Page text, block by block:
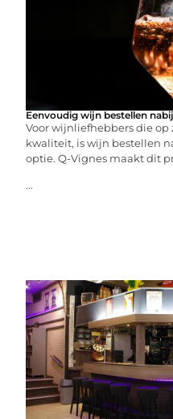
Eenvoudig wijn bestellen
Voor wijnliefhebbers die
kwaliteit, is wijn bestellen
optie. Q-Vignes maakt dit
...